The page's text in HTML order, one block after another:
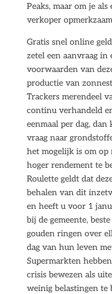
Peaks, maar om je
verkoper
Gratis snel online
zetel een aanvraag
voorwaarden van
productie van
Trackers merendeel
continu verhandeld
eenmaal per dag,
vraag naar
het mogelijk is om op
hoger rendement te
Roulette geldt dat
behalen van dit
en heeft u voor 1
bij de gemeente,
gouden ringen over
dag van hun leven
Supermarkten
crisis bewezen als
weinig belastingen te